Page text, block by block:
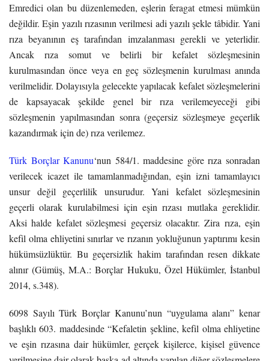
Emredici olan bu düzenlemeden, eşlerin feragat etmesi mümkün
değildir. Eşin yazılı rızasının verilmesi adi yazılı şekle tâbidir. Yani
rıza beyanının eş tarafından imzalanması gerekli ve yeterlidir.
Ancak rıza somut ve belirli bir kefalet sözleşmesinin
kurulmasından önce veya en geç sözleşmenin kurulması anında
verilmelidir. Dolayısıyla gelecekte yapılacak kefalet sözleşmelerini
de kapsayacak şekilde genel bir rıza verilemeyeceği gibi
sözleşmenin yapılmasından sonra (geçersiz sözleşmeye geçerlik
kazandırmak için de) rıza verilemez.
Türk Borçlar Kanunu‘nun 584/1. maddesine göre rıza sonradan
verilecek icazet ile tamamlanmadığından, eşin izni tamamlayıcı
unsur değil geçerlilik unsurudur. Yani kefalet sözleşmesinin
geçerli olarak kurulabilmesi için eşin rızası mutlaka gereklidir.
Aksi halde kefalet sözleşmesi geçersiz olacaktır. Zira rıza, eşin
kefil olma ehliyetini sınırlar ve rızanın yokluğunun yaptırımı kesin
hükümsüzlüktür. Bu geçersizlik hakim tarafından resen dikkate
alınır (Gümüş, M.A.: Borçlar Hukuku, Özel Hükümler, İstanbul
2014, s.348).
6098 Sayılı Türk Borçlar Kanunu’nun “uygulama alanı” kenar
başlıklı 603. maddesinde “Kefaletin şekline, kefil olma ehliyetine
ve eşin rızasına dair hükümler, gerçek kişilerce, kişisel güvence